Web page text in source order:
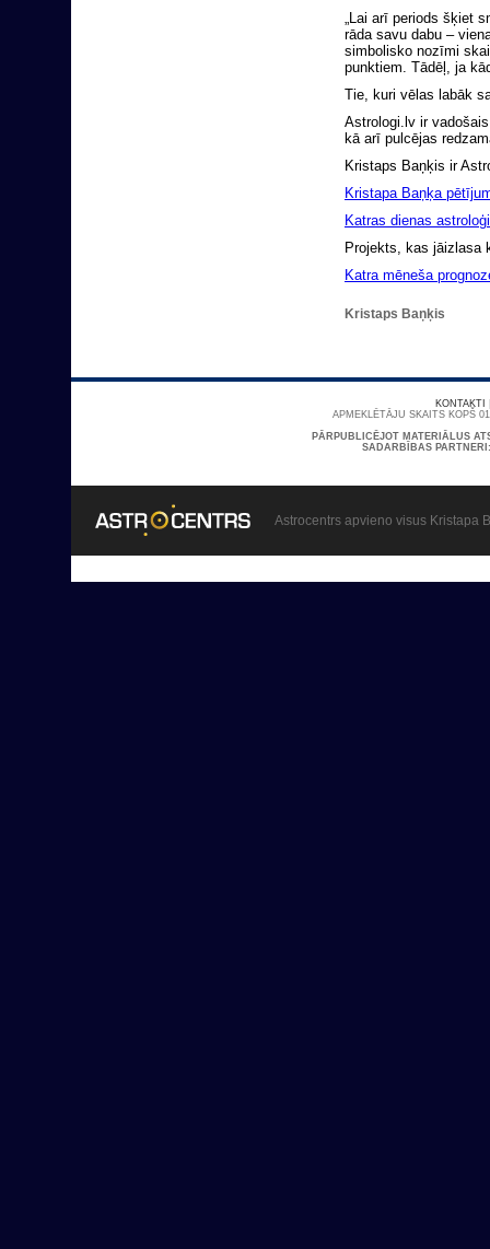
„Lai arī periods šķiet
rāda savu dabu –
simbolisko nozīmi
punktiem. Tādēļ, ja
Tie, kuri vēlas labāk
Astrologi.lv ir
kā arī pulcējas
Kristaps Baņķis ir
Kristapa Baņķa
Katras dienas
Projekts, kas jāizlasa
Katra mēneša
Kristaps Baņķis
KONTAKTI
APMEKLĒTĀJU SKAITS KOPŠ
PĀRPUBLICĒJOT MATERIĀLUS
SADARBĪBAS
Astrocentrs apvieno visus Kristapa